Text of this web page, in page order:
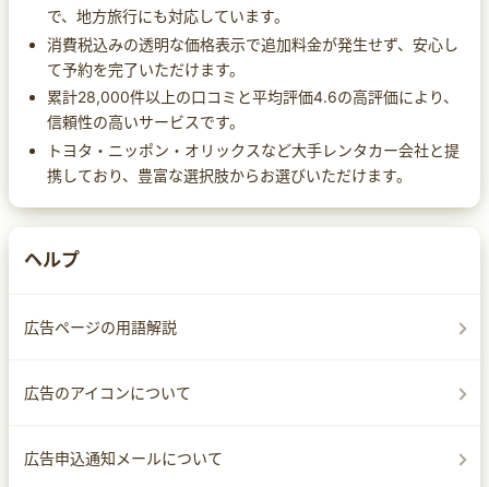
で、地方旅行にも対応しています。
消費税込みの透明な価格表示で追加料金が発生せず、安心し
て予約を完了いただけます。
累計28,000件以上の口コミと平均評価4.6の高評価により、
信頼性の高いサービスです。
トヨタ・ニッポン・オリックスなど大手レンタカー会社と提
携しており、豊富な選択肢からお選びいただけます。
ヘルプ
広告ページの用語解説
広告のアイコンについて
広告申込通知メールについて